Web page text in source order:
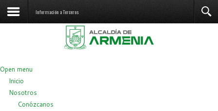
Información a Terceros
Open menu
Inicio
Nosotros
Conózcanos